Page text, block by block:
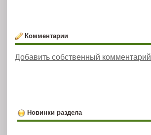
Комментарии
Добавить собственный комментарий
Новинки раздела